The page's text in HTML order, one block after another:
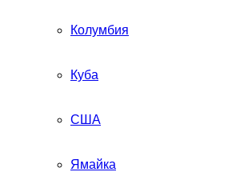
Колумбия
Куба
США
Ямайка